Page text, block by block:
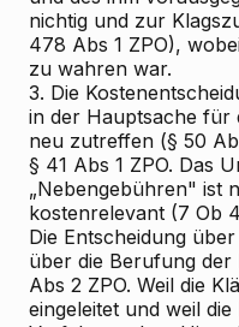
nichtig und zur
478 Abs 1 ZPO),
zu wahren war.
3. Die
in der Hauptsache für
neu zutreffen (§ 50
§ 41 Abs 1 ZPO. Das
„Nebengebühren" ist
kostenrelevant (7 Ob
Die Entscheidung
über die Berufung der
Abs 2 ZPO. Weil die
eingeleitet und weil